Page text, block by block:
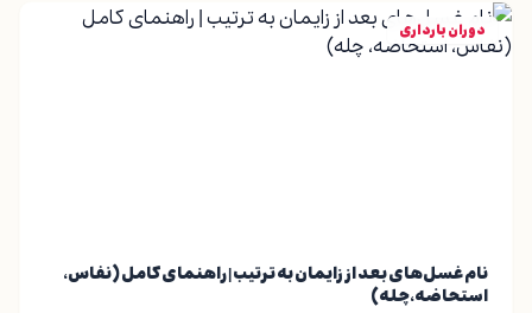
دوران بارداری
نام غسل‌های بعد از زایمان به ترتیب | راهنمای کامل (نفاس،
استحاضه، چله)